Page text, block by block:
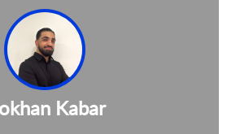
Kabar